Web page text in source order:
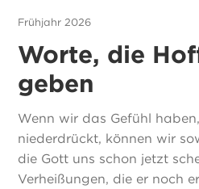
Frühjahr 2026
Worte, die
geben
Wenn wir das Gefühl
niederdrückt, können wir
die Gott uns schon jetzt
Verheißungen, die er noch